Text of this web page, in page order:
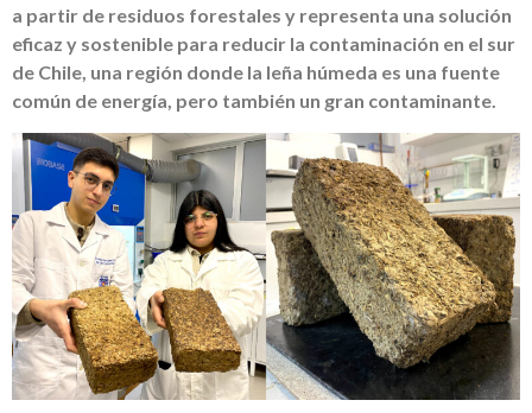
a partir de residuos forestales y representa una solución
eficaz y sostenible para reducir la contaminación en el sur
de Chile, una región donde la leña húmeda es una fuente
común de energía, pero también un gran contaminante.